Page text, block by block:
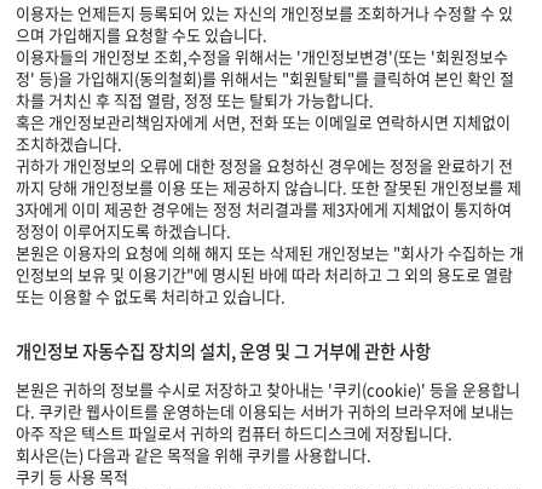
이용자는 언제든지 등록되어 있는 자신의 개인정보를 조회하거나 수정할 수 있
으며 가입해지를 요청할 수도 있습니다.
이용자들의 개인정보 조회,수정을 위해서는 '개인정보변경'(또는 '회원정보수
정' 등)을 가입해지(동의철회)를 위해서는 "회원탈퇴"를 클릭하여 본인 확인 절
차를 거치신 후 직접 열람, 정정 또는 탈퇴가 가능합니다.
혹은 개인정보관리책임자에게 서면, 전화 또는 이메일로 연락하시면 지체없이
조치하겠습니다.
귀하가 개인정보의 오류에 대한 정정을 요청하신 경우에는 정정을 완료하기 전
까지 당해 개인정보를 이용 또는 제공하지 않습니다. 또한 잘못된 개인정보를 제
3자에게 이미 제공한 경우에는 정정 처리결과를 제3자에게 지체없이 통지하여
정정이 이루어지도록 하겠습니다.
본원은 이용자의 요청에 의해 해지 또는 삭제된 개인정보는 "회사가 수집하는 개
인정보의 보유 및 이용기간"에 명시된 바에 따라 처리하고 그 외의 용도로 열람
또는 이용할 수 없도록 처리하고 있습니다.
개인정보 자동수집 장치의 설치, 운영 및 그 거부에 관한 사항
본원은 귀하의 정보를 수시로 저장하고 찾아내는 '쿠키(cookie)' 등을 운용합니
다. 쿠키란 웹사이트를 운영하는데 이용되는 서버가 귀하의 브라우저에 보내는
아주 작은 텍스트 파일로서 귀하의 컴퓨터 하드디스크에 저장됩니다.
회사은(는) 다음과 같은 목적을 위해 쿠키를 사용합니다.
쿠키 등 사용 목적